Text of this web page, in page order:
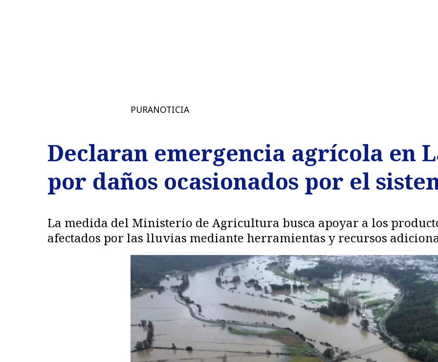
PURANOTICIA
Declaran emergencia agrícola en
por daños ocasionados por el
La medida del Ministerio de Agricultura busca apoyar a los
afectados por las lluvias mediante herramientas y recursos